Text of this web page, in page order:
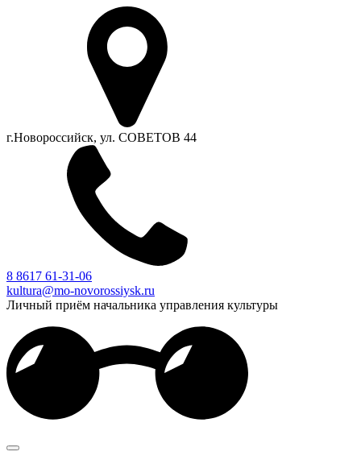
г.Новороссийск, ул. СОВЕТОВ 44
8 8617 61-31-06
kultura@mo-novorossiysk.ru
Личный приём начальника управления культуры